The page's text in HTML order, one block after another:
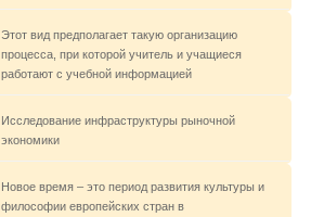
Этот вид предполагает такую организацию
процесса, при которой учитель и учащиеся
работают с учебной информацией
Исследование инфраструктуры рыночной
экономики
Новое время – это период развития культуры и
философии европейских стран в